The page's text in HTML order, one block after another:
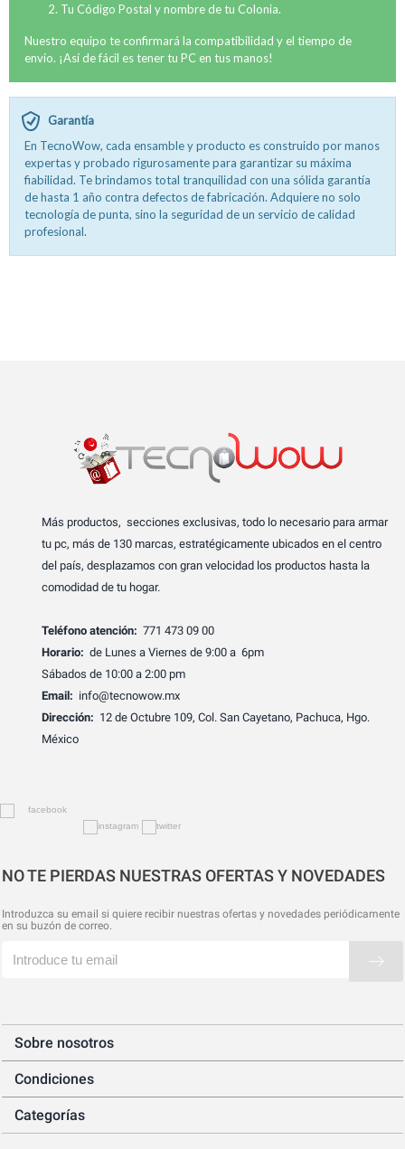
Tu Código Postal y nombre de tu Colonia.
Nuestro equipo te confirmará la compatibilidad y el tiempo de
envío. ¡Así de fácil es tener tu PC en tus manos!
Garantía
En TecnoWow, cada ensamble y producto es construido por manos
expertas y probado rigurosamente para garantizar su máxima
fiabilidad. Te brindamos total tranquilidad con una sólida garantía
de hasta 1 año contra defectos de fabricación. Adquiere no solo
tecnología de punta, sino la seguridad de un servicio de calidad
profesional.
Más productos, secciones exclusivas, todo lo necesario para armar
tu pc, más de 130 marcas, estratégicamente ubicados en el centro
del país, desplazamos con gran velocidad los productos hasta la
comodidad de tu hogar.
Teléfono atención: 771 473 09 00
Horario: de Lunes a Viernes de 9:00 a 6pm
Sábados de 10:00 a 2:00 pm
Email: info@tecnowow.mx
Dirección: 12 de Octubre 109, Col. San Cayetano, Pachuca, Hgo.
México
NO TE PIERDAS NUESTRAS OFERTAS Y NOVEDADES
Introduzca su email si quiere recibir nuestras ofertas y novedades periódicamente
en su buzón de correo.
Sobre nosotros
Condiciones
Categorías